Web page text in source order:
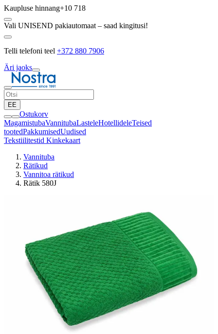
Kaupluse hinnang+10 718
Vali UNISEND pakiautomaat – saad kingitusi!
Telli telefoni teel +372 880 7906
Äri jaoks
EE
Ostukorv
MagamistubaVannitubaLasteleHotellideleTeised
tootedPakkumisedUudised
Tekstiilitestid Kinkekaart
Vannituba
Rätikud
Vannitoa rätikud
Rätik 580J